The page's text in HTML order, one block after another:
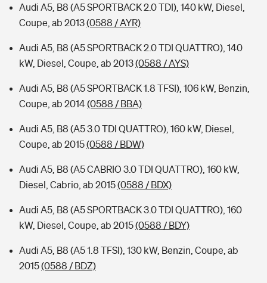
Audi A5, B8 (A5 SPORTBACK 2.0 TDI), 140 kW, Diesel,
Coupe, ab 2013(0588 / AYR)
Audi A5, B8 (A5 SPORTBACK 2.0 TDI QUATTRO), 140
kW, Diesel, Coupe, ab 2013(0588 / AYS)
Audi A5, B8 (A5 SPORTBACK 1.8 TFSI), 106 kW, Benzin,
Coupe, ab 2014(0588 / BBA)
Audi A5, B8 (A5 3.0 TDI QUATTRO), 160 kW, Diesel,
Coupe, ab 2015(0588 / BDW)
Audi A5, B8 (A5 CABRIO 3.0 TDI QUATTRO), 160 kW,
Diesel, Cabrio, ab 2015(0588 / BDX)
Audi A5, B8 (A5 SPORTBACK 3.0 TDI QUATTRO), 160
kW, Diesel, Coupe, ab 2015(0588 / BDY)
Audi A5, B8 (A5 1.8 TFSI), 130 kW, Benzin, Coupe, ab
2015(0588 / BDZ)